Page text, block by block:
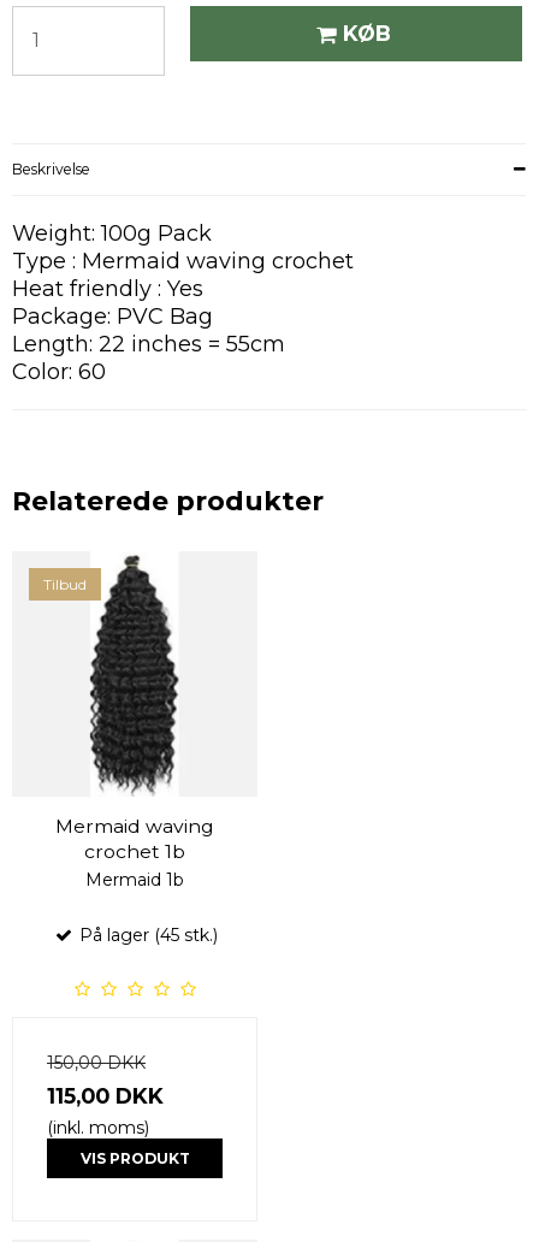
KØB
Beskrivelse
Weight: 100g Pack
Type : Mermaid waving crochet
Heat friendly : Yes
Package: PVC Bag
Length: 22 inches = 55cm
Color: 60
Relaterede produkter
Tilbud
Mermaid waving
crochet 1b
Mermaid 1b
På lager (45 stk.)
150,00 DKK
115,00 DKK
(inkl. moms)
VIS PRODUKT